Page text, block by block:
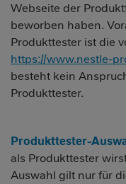
Webseite der
beworben haben.
Produkttester ist die
https://www.nestle-
besteht kein
Produkttester.
Produkttester-
als Produkttester
Auswahl gilt nur für